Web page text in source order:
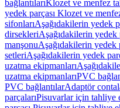
bağlantılarıKlozet ve menfez
yedek parçası Klozet ve
sifonlarıAşağıdakilerin yedek
dirsekleriAşağıdakilerin yedek
manşonuAşağıdakilerin yedek
setleriAşağıdakilerin yedek
uzatma ekipmanları
uzatma ekipmanlarıPVC
PVC bağlantılarAdaptör
parçalarıPisuvarlar için tahliye